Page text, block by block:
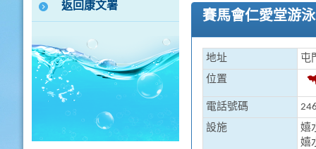
返回康文署
賽馬會仁愛堂游
地址
屯
位置
電話號碼
設施
嬉
嬉